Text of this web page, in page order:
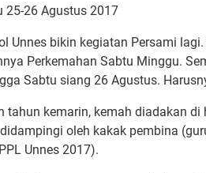
25-26 Agustus 2017
Unnes bikin kegiatan Persami
Perkemahan Sabtu Minggu.
Sabtu siang 26 Agustus.
tahun kemarin, kemah diadakan
oleh kakak pembina
Unnes 2017).